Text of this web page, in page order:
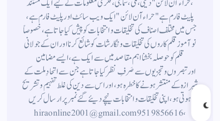
،حراء آن لائن" دینی ، ملی ، سماجی ، فکری معلومات کے لیے ایک مستند
پلیٹ فارم ہے " حراء آن لائن " ایک ویب سائٹ اور پلیٹ فارم ہے ،
جس میں مختلف اصناف کی تخلیقات و انتخابات کو پیش کیا جاتا ہے ، خصوصاً
نوآموز قلم کاروں کی تخلیقات و نگارشات کو شائع کرنا اور ان کے جولانی
قلم کوحوصلہ بخشنا اہم مقاصد میں سے ایک ہے ، ایسے مضامین
اورتبصروں وتجزیوں سے صَرفِ نظر کیا جاتاہے جن سے اتحادِ ملت کے
شیرازہ کے منتشر ہونے کاخطرہ ہو ، اور اس سے دین کی غلط تفہیم وتشریح
ہوتی ہو، اپنی تخلیقات و انتخابات نیچے دیئے گئے نمبر پر ارسال کریں
، 9519856616 hiraonline2001@gmail.com